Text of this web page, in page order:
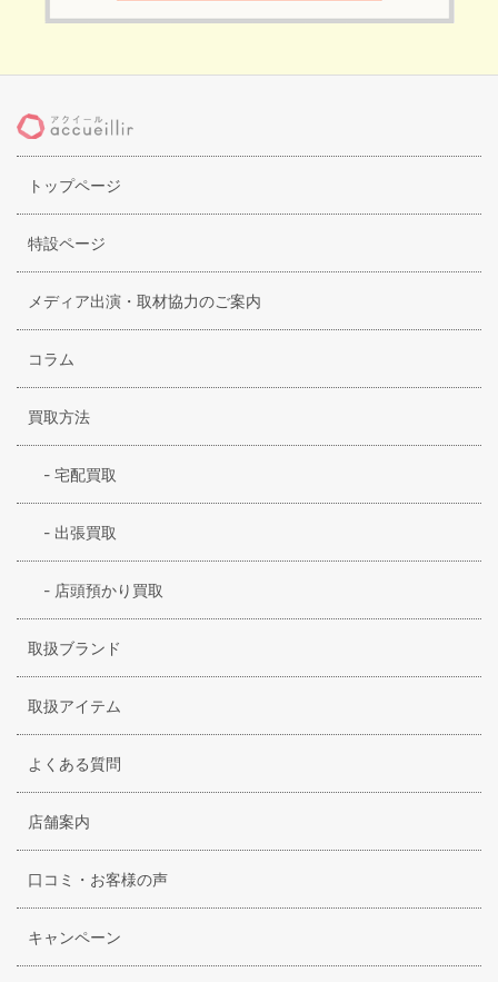
トップページ
特設ページ
メディア出演・取材協力のご案内
コラム
買取方法
- 宅配買取
- 出張買取
- 店頭預かり買取
取扱ブランド
取扱アイテム
よくある質問
店舗案内
口コミ・お客様の声
キャンペーン